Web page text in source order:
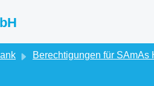
Berechtigungen für SAmAs